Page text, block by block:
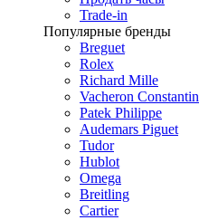
Trade-in
Популярные бренды
Breguet
Rolex
Richard Mille
Vacheron Constantin
Patek Philippe
Audemars Piguet
Tudor
Hublot
Omega
Breitling
Cartier